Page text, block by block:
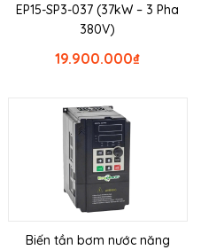
EP15-SP3-037 (37kW – 3 Pha
380V)
₫
19.900.000
Biến tần bơm nước năng